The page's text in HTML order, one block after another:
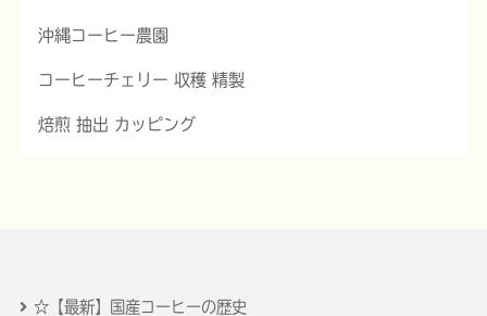
沖縄コーヒー農園
コーヒーチェリー 収穫 精製
焙煎 抽出 カッピング
☆【最新】国産コーヒーの歴史